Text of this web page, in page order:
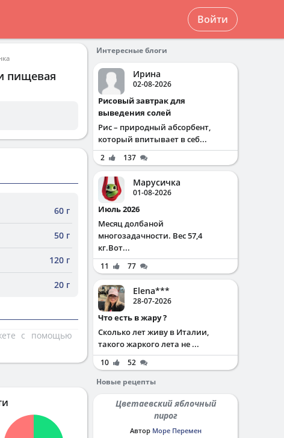
Войти
пищевая
60 г
50 г
120 г
20 г
с помощью
Интересные блоги
Ирина
02-08-2026
Рисовый завтрак для
выведения солей
Рис – природный абсорбент,
который впитывает в себ...
2 137
Марусичка
01-08-2026
Июль 2026
Месяц долбаной
многозадачности. Вес 57,4
кг.Вот...
11 77
Elena***
28-07-2026
Что есть в жару ?
Сколько лет живу в Италии,
такого жаркого лета не ...
10
52
Новые рецепты
Цветаевский яблочный
пирог
Автор Море Перемен